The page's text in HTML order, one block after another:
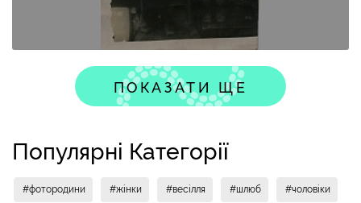
ПОКАЗАТИ ЩЕ
Популярні Категорії
#фотородини #жінки #весілля #шлюб #чоловіки